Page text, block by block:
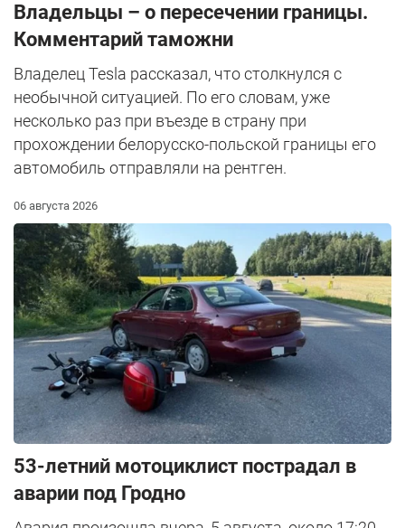
Владельцы – о пересечении границы.
Комментарий таможни
Владелец Tesla рассказал, что столкнулся с
необычной ситуацией. По его словам, уже
несколько раз при въезде в страну при
прохождении белорусско-польской границы его
автомобиль отправляли на рентген.
06 августа 2026
53-летний мотоциклист пострадал в
аварии под Гродно